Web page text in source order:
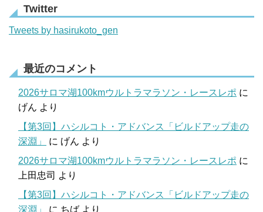
Twitter
Tweets by hasirukoto_gen
最近のコメント
2026サロマ湖100kmウルトラマラソン・レースレポ に
げん より
【第3回】ハシルコト・アドバンス「ビルドアップ走の
深淵」
に げん より
2026サロマ湖100kmウルトラマラソン・レースレポ に
上田忠司 より
【第3回】ハシルコト・アドバンス「ビルドアップ走の
深淵」
に ちば より